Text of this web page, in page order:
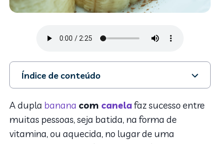
Índice de conteúdo
1. Afinal, banana com canela emagrece?
2. Receita de banana com canela
3. Banana com canela no micro-ondas
A dupla banana com canela faz sucesso entre
muitas pessoas, seja batida, na forma de
vitamina, ou aquecida, no lugar de uma